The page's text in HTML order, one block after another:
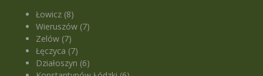
Łowicz (8)
Wieruszów (7)
Zelów (7)
Łęczyca (7)
Działoszyn (6)